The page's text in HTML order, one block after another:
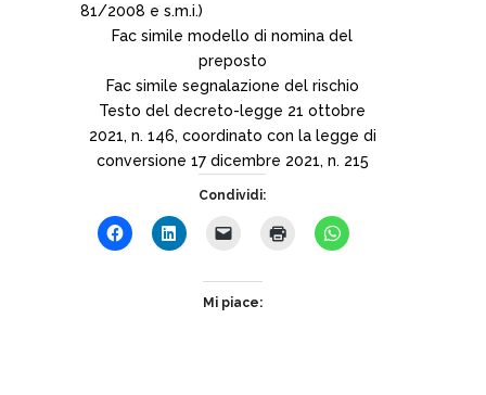
81/2008 e s.m.i.)
Fac simile modello di nomina del
preposto
Fac simile segnalazione del rischio
Testo del decreto-legge 21 ottobre
2021, n. 146, coordinato con la legge di
conversione 17 dicembre 2021, n. 215
Condividi:
Mi piace: